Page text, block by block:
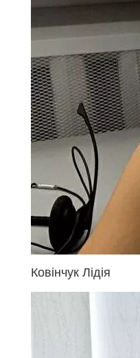
Ковінчук Лідія